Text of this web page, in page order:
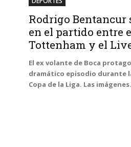
Rodrigo Bentancur
en el partido entre
Tottenham y el
El ex volante de Boca
dramático episodio durante
Copa de la Liga. Las imágenes.